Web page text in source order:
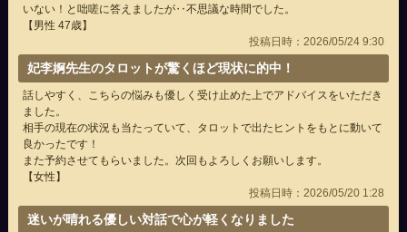
いない！と咄嗟に答えましたが‥不思議な時間でした。
【男性 47歳】
投稿日時：2026/05/24 9:30
妃李婀先生のタロットが驚くほど現状に的中！
話しやすく、こちらの悩みも優しく受け止めた上でアドバイスをいただき
ました。
相手の現在の状況も当たっていて、タロットで出たヒントをもとに動いて
良かったです！
また予約させてもらいました。次回もよろしくお願いします。
【女性】
投稿日時：2026/05/20 1:28
迷いが晴れる優しい対話で心が軽くなりました